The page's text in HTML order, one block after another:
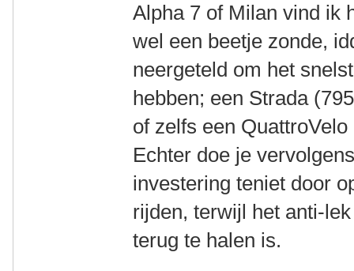
Alpha 7 of Milan vind ik
wel een beetje zonde,
neergeteld om het
hebben; een Strada
of zelfs een
Echter doe je
investering teniet door
rijden, terwijl het anti-
terug te halen is.